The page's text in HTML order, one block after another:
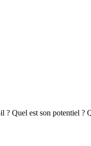
Quel est son potentiel ?